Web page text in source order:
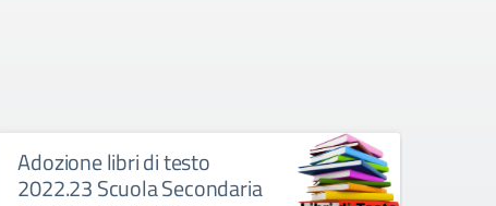
Adozione libri di testo
2022.23 Scuola Secondaria